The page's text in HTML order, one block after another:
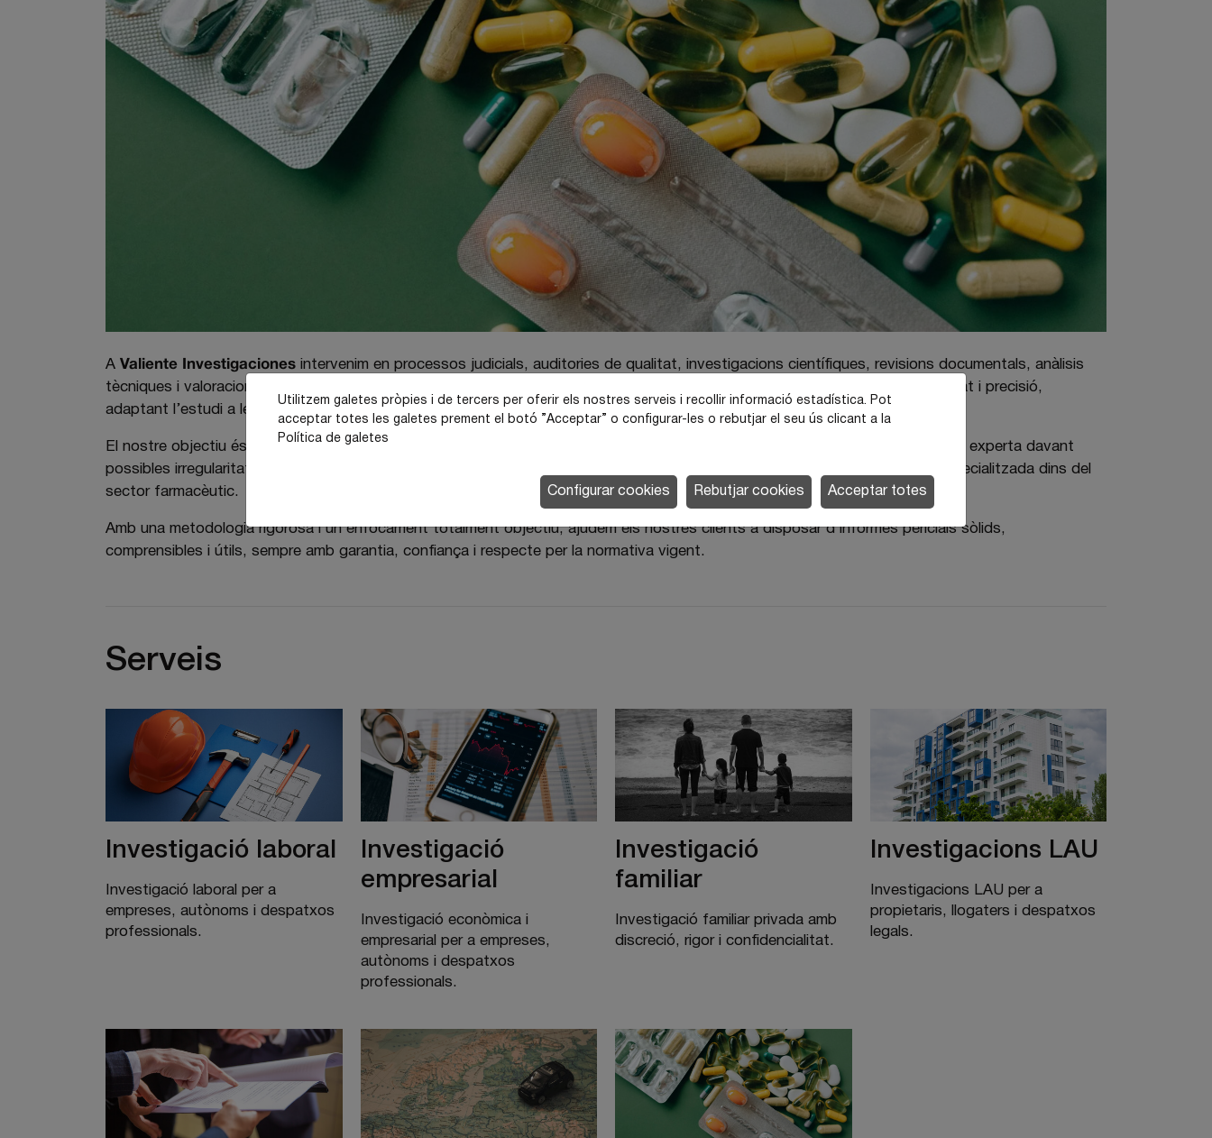
A Valiente Investigaciones intervenim en processos judicials, auditories de qualitat, investigacions científiques, revisions documentals, anàlisis
tècniques i valoracions relacionades amb el compliment normatiu. Cada actuació es realitza amb independència, confidencialitat i precisió,
adaptant l’estudi a les necessitats concretes de cada cas.
El nostre objectiu és oferir un servei de peritatge farmacèutic professional, fiable i ben documentat, capaç d’aportar una visió experta davant
possibles irregularitats, discrepàncies tècniques, processos de control de qualitat o situacions que requereixin una anàlisi especialitzada dins del
sector farmacèutic.
Amb una metodologia rigorosa i un enfocament totalment objectiu, ajudem els nostres clients a disposar d’informes pericials sòlids,
comprensibles i útils, sempre amb garantia, confiança i respecte per la normativa vigent.
Serveis
Investigació laboral
Investigació laboral per a
empreses, autònoms i despatxos
professionals.
Investigació
empresarial
Investigació econòmica i
empresarial per a empreses,
autònoms i despatxos
professionals.
Investigació
familiar
Investigació familiar privada amb
discreció, rigor i confidencialitat.
Investigacions LAU
Investigacions LAU per a
propietaris, llogaters i despatxos
legals.
Utilitzem galetes pròpies i de tercers per oferir els nostres serveis i recollir informació estadística. Pot
acceptar totes les galetes prement el botó ”Acceptar” o configurar-les o rebutjar el seu ús clicant a la
Política de galetes
Acceptar totes
Rebutjar cookies
Configurar cookies